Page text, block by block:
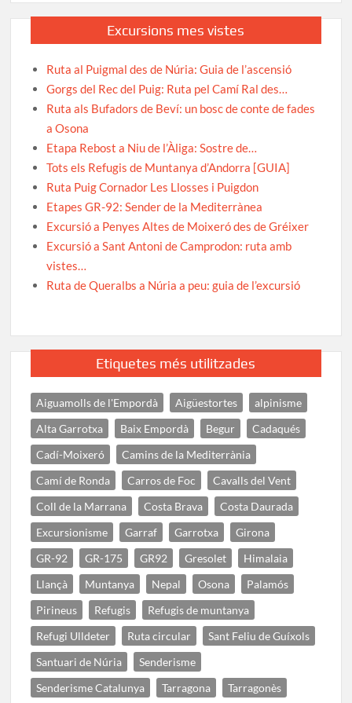
Excursions mes vistes
Ruta al Puigmal des de Núria: Guia de l’ascensió
Gorgs del Rec del Puig: Ruta pel Camí Ral des…
Ruta als Bufadors de Beví: un bosc de conte de fades
a Osona
Etapa Rebost a Niu de l’Àliga: Sostre de…
Tots els Refugis de Muntanya d’Andorra [GUIA]
Ruta Puig Cornador Les Llosses i Puigdon
Etapes GR-92: Sender de la Mediterrànea
Excursió a Penyes Altes de Moixeró des de Gréixer
Excursió a Sant Antoni de Camprodon: ruta amb
vistes…
Ruta de Queralbs a Núria a peu: guia de l’excursió
Etiquetes més utilitzades
Aiguamolls de l'Empordà Aigüestortes
alpinisme
Alta Garrotxa
Baix Empordà Begur
Cadaqués
Cadí-Moixeró
Camins de la Mediterrània
Camí de Ronda
Carros de Foc
Cavalls del Vent
Coll de la Marrana
Costa Brava
Costa Daurada
Excursionisme
Garraf Garrotxa
Girona
GR-92
GR-175 GR92 Gresolet
Himalaia
Llançà
Muntanya Nepal Osona
Palamós
Pirineus
Refugis
Refugis de muntanya
Refugi Ulldeter
Ruta circular
Sant Feliu de Guíxols
Santuari de Núria
Senderisme
Senderisme Catalunya
Tarragona
Tarragonès